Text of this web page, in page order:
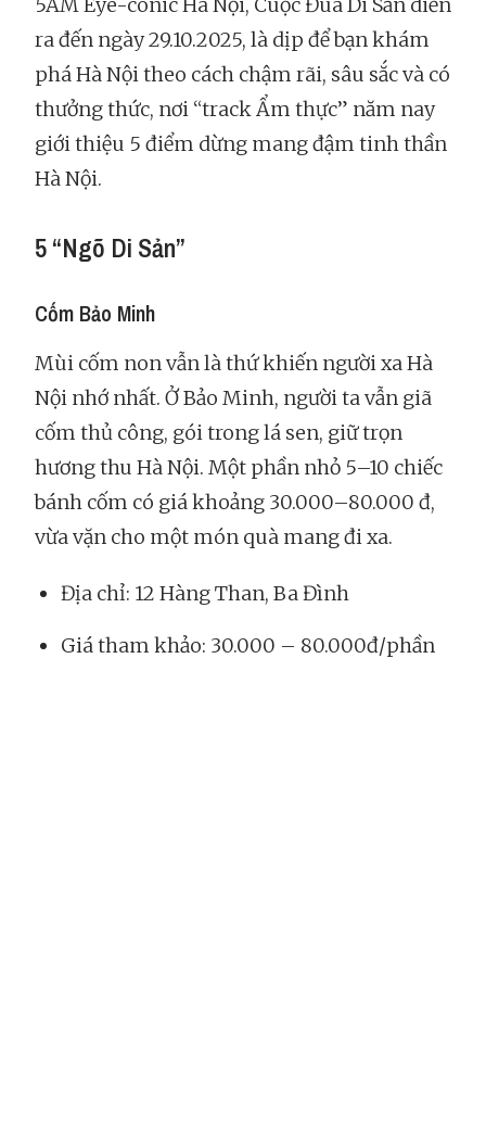
ra đến ngày 29.10.2025, là dịp để bạn khám
phá Hà Nội theo cách chậm rãi, sâu sắc và có
thưởng thức, nơi “track Ẩm thực” năm nay
giới thiệu 5 điểm dừng mang đậm tinh thần
Hà Nội.
5 “Ngõ Di Sản”
Cốm Bảo Minh
Mùi cốm non vẫn là thứ khiến người xa Hà
Nội nhớ nhất. Ở Bảo Minh, người ta vẫn giã
cốm thủ công, gói trong lá sen, giữ trọn
hương thu Hà Nội. Một phần nhỏ 5–10 chiếc
bánh cốm có giá khoảng 30.000–80.000 đ,
vừa vặn cho một món quà mang đi xa.
Địa chỉ: 12 Hàng Than, Ba Đình
Giá tham khảo: 30.000 – 80.000đ/phần